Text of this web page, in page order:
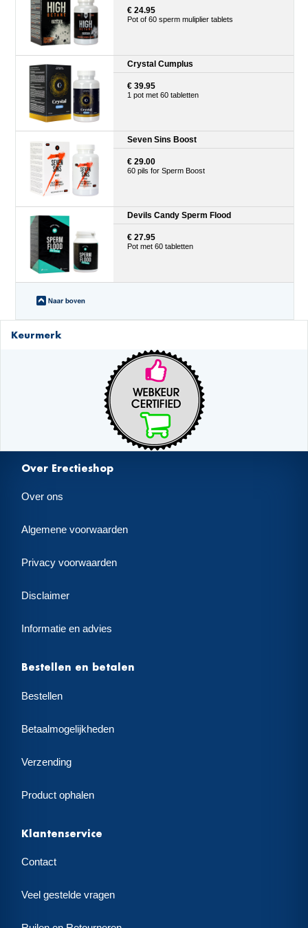
€ 24.95
Pot of 60 sperm muliplier tablets
Crystal Cumplus
€ 39.95
1 pot met 60 tabletten
Seven Sins Boost
€ 29.00
60 pils for Sperm Boost
Devils Candy Sperm Flood
€ 27.95
Pot met 60 tabletten
Keurmerk
Over Erectieshop
Over ons
Algemene voorwaarden
Privacy voorwaarden
Disclaimer
Informatie en advies
Bestellen en betalen
Bestellen
Betaalmogelijkheden
Verzending
Product ophalen
Klantenservice
Contact
Veel gestelde vragen